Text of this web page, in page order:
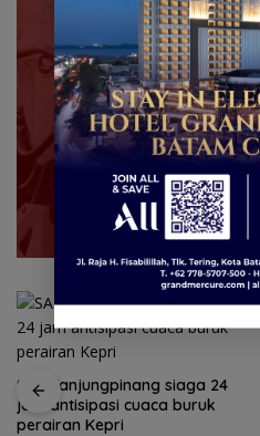
SAR Tanjungpinang siaga 24
jam antisipasi cuaca buruk
perairan Kepri